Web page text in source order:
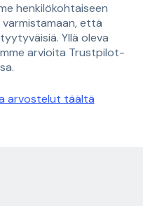
henkilökohtaiseen
varmistamaan, että
Yllä oleva
arvioita Trustpilot-
arvostelut täältä